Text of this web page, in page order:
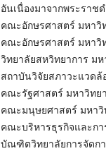
อันเนื่องมาจากพระรา
คณะอักษรศาสตร์ มหาวิ
คณะอักษรศาสตร์ มหาวิ
วิทยาลัยสหวิทยาการ ม
สถาบันวิจัยสภาวะแวด
คณะรัฐศาสตร์ มหาวิทย
คณะมนุษยศาสตร์ มหาวิ
คณะบริหารธุรกิจและก
บัณฑิตวิทยาลัยการจัดก